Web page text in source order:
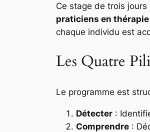
Ce stage de trois jours
praticiens en
chaque individu est
Les Quatre
Le programme est
Détecter :
Comprendre :